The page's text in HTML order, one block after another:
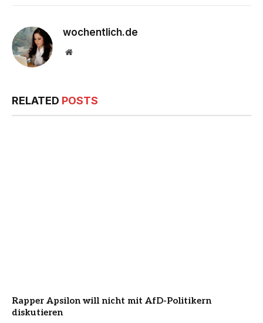
wochentlich.de
Website
RELATED POSTS
Rapper Apsilon will nicht mit AfD-Politikern
diskutieren